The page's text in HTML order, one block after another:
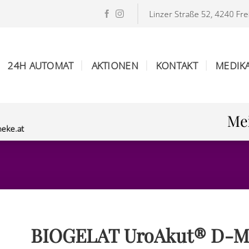
Linzer Straße 52, 4240
24H AUTOMAT AKTIONEN KONTAKT
BIOGELAT UroAkut® D-